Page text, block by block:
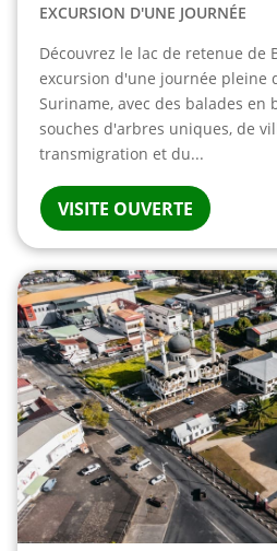
EXCURSION D'UNE JOURNÉE
Découvrez le lac de retenue de
excursion d'une journée pleine
Suriname, avec des balades en
souches d'arbres uniques, de
transmigration et du...
VISITE OUVERTE